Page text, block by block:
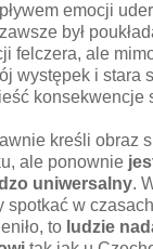
emocji
był
felczera, ale
występek i stara
konsekwencje
kreśli obraz
ale ponownie
uniwersalny.
w czasach
to ludzie